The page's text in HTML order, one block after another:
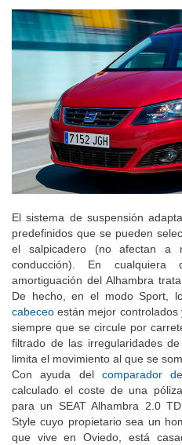
El sistema de suspensión
predefinidos que se pueden
el salpicadero (no afectan a
conducción). En
amortiguación del Alhambra
De hecho, en el modo Sport,
cabeceo están mejor
siempre que se circule por
filtrado de las irregularidades
limita el movimiento al que se
Con ayuda del comparador
calculado el coste de una
para un SEAT Alhambra 2.0
Style cuyo propietario sea un
que vive en Oviedo, está